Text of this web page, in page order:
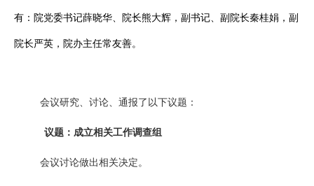
有：院党委书记薛晓华、院长熊大辉，副书记、副院长秦桂娟，副
院长严英，院办主任常友善。
会议研究、讨论、通报了以下议题：
议题：成立相关工作调查组
会议讨论做出相关决定。